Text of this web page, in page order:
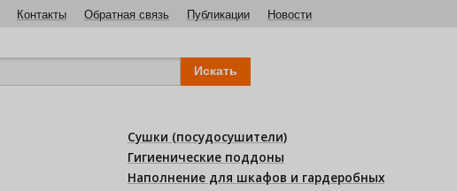
Контакты Обратная связь Публикации Новости
Сушки (посудосушители)
Гигиенические поддоны
Наполнение для шкафов и гардеробных